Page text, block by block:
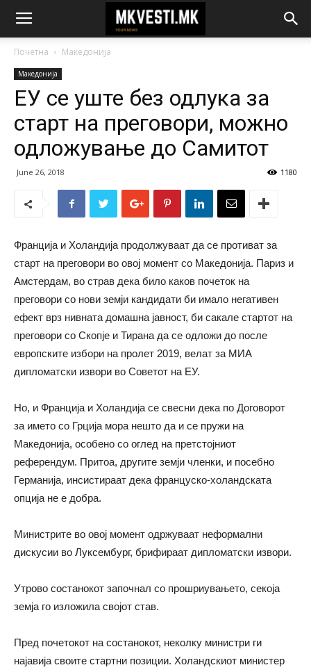
Почетна Македонија
Македонија
ЕУ се уште без одлука за
старт на преговори, можно
одложување до Самитот
June 26, 2018 1180
Франција и Холандија продолжуваат да се противат за
старт на преговори во овој момент со Македонија. Париз и
Амстердам, во страв дека било каков почеток на
преговори со нови земји кандидати би имало негативен
ефект врз нивната домашна јавност, би сакале стартот на
преговори со Скопје и Тирана да се одложи до после
европските избори на пролет 2019, велат за МИА
дипломатски извори во Советот на ЕУ.
Но, и Франција и Холандија се свесни дека по Договорот
за името со Грција мора нешто да и се пружи на
Македонија, особено со оглед на претстојниот
референдум. Притоа, другите земји членки, и посебно
Германија, инсистираат дека француско-холандската
опција не е добра.
Министрите во овој момент одржуваат неформални
дискусии во Луксембург, брифираат дипломатски извори.
Утрово состанокот започнал со прошриувањето, секоја
земја го изложила својот став.
Пред почетокот на состанокот, неколку министри ги
најавија своите стартни позиции. Холандскиот министер